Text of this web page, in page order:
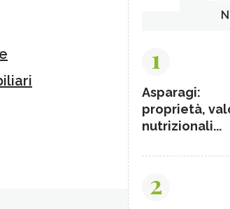
1
Asparagi:
proprietà,
nutrizionali...
2